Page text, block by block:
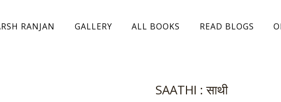
RANJAN GALLERY ALL BOOKS READ BLOGS
SAATHI : साथी